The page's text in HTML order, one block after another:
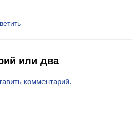
или два
комментарий.